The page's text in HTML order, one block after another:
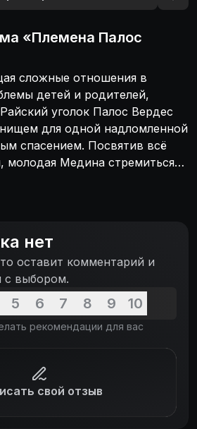
«Племена Палос
сложные отношения в
детей и родителей,
уголок Палос Вердес
для одной надломленной
спасением. Посвятив всё
молодая Медина стремиться
что есть в этом мире, о
нет
оставит комментарий и
с выбором.
5 6 7 8 9 10
рекомендации для вас
свой отзыв